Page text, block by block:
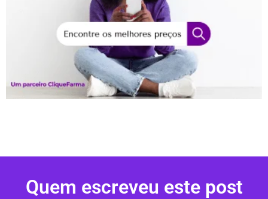
Quem escreveu este post